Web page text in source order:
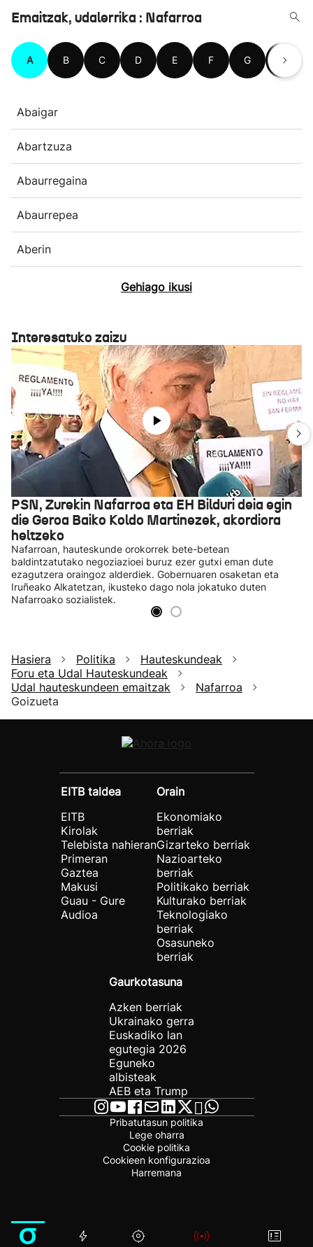
Emaitzak, udalerrika : Nafarroa
A B C D E F G H
Abaigar
Abartzuza
Abaurregaina
Abaurrepea
Aberin
Gehiago ikusi
Interesatuko zaizu
PSN, Zurekin Nafarroa eta EH Bilduri deia egin
die Geroa Baiko Koldo Martinezek, akordiora
heltzeko
Nafarroan, hauteskunde orokorrek bete-betean
baldintzatutako negoziazioei buruz ezer gutxi eman dute
ezagutzera oraingoz alderdiek. Gobernuaren osaketan eta
Iruñeako Alkatetzan, ikusteko dago nola jokatuko duten
Nafarroako sozialistek.
Hasiera Politika
Hauteskundeak
Foru eta Udal Hauteskundeak
Udal hauteskundeen emaitzak
Nafarroa
Goizueta
EITB taldea
EITB
Kirolak
Telebista nahieran
Primeran
Gaztea
Makusi
Guau - Gure
Audioa
Orain
Ekonomiako
berriak
Gizarteko berriak
Nazioarteko
berriak
Politikako berriak
Kulturako berriak
Teknologiako
berriak
Osasuneko
berriak
Gaurkotasuna
Azken berriak
Ukrainako gerra
Euskadiko lan
egutegia 2026
Eguneko
albisteak
AEB eta Trump
Pribatutasun politika
Lege oharra
Cookie politika
Cookieen konfigurazioa
Harremana